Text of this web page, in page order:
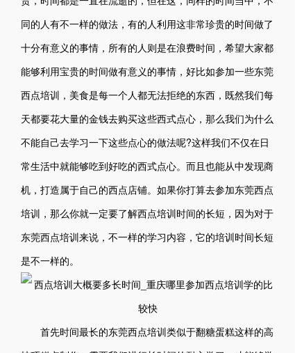
同的人有不一样的做法，有的人利用这非常珍贵的时间做了
十分有意义的事情，所有的人则是在浪费时间，希望大家都
能够利用宝贵的时间做有意义的事情，好比如参加一些东莞
西点培训，美食是每一个人都无法拒绝的东西，既然我们每
天都要花大量的金钱去购买这些西式点心，那么我们为什么
不能自己去学习一下这些点心的做法呢?这样我们不仅在日
常生活中就能够吃到好吃的西式点心。而且也能从中发现商
机，打造属于自己的西点店铺。如果你打算去参加东莞西点
培训，那么你就一定要了解西点培训时间的长短，因为对于
东莞西点培训来说，不一样的学习内容，它的培训时间长短
是不一样的。
首先时间最长的东莞西点培训类似于翻糖蛋糕这样的高